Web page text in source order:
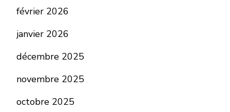
février 2026
janvier 2026
décembre 2025
novembre 2025
octobre 2025